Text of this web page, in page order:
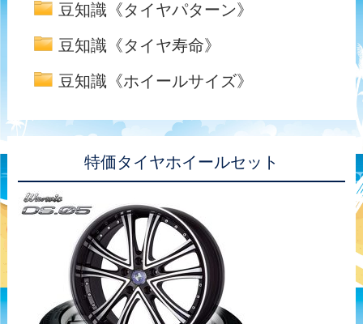
豆知識《タイヤパターン》
豆知識《タイヤ寿命》
豆知識《ホイールサイズ》
特価タイヤホイールセット